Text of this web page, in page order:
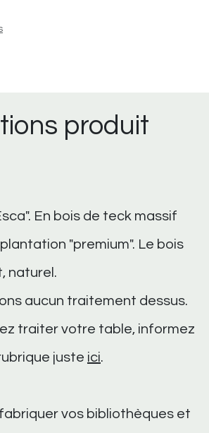
produit
En bois de teck massif
"premium". Le bois
naturel.
aucun traitement dessus.
traiter votre table, informez
juste ici.
vos bibliothèques et